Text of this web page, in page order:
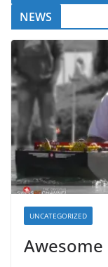
NEWS
UNCATEGORIZED
Awesome